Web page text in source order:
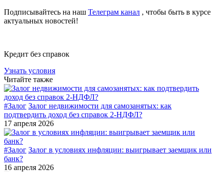
Подписывайтесь на наш Телеграм канал , чтобы быть в курсе
актуальных новостей!
Кредит без справок
Узнать условия
Читайте также
#Залог Залог недвижимости для самозанятых: как
подтвердить доход без справок 2-НДФЛ?
17 апреля 2026
#Залог Залог в условиях инфляции: выигрывает заемщик или
банк?
16 апреля 2026